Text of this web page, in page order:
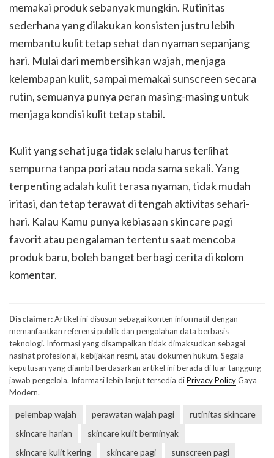
memakai produk sebanyak mungkin. Rutinitas
sederhana yang dilakukan konsisten justru lebih
membantu kulit tetap sehat dan nyaman sepanjang
hari. Mulai dari membersihkan wajah, menjaga
kelembapan kulit, sampai memakai sunscreen secara
rutin, semuanya punya peran masing-masing untuk
menjaga kondisi kulit tetap stabil.
Kulit yang sehat juga tidak selalu harus terlihat
sempurna tanpa pori atau noda sama sekali. Yang
terpenting adalah kulit terasa nyaman, tidak mudah
iritasi, dan tetap terawat di tengah aktivitas sehari-
hari. Kalau Kamu punya kebiasaan skincare pagi
favorit atau pengalaman tertentu saat mencoba
produk baru, boleh banget berbagi cerita di kolom
komentar.
Disclaimer:Artikel ini disusun sebagai konten informatif dengan
memanfaatkan referensi publik dan pengolahan data berbasis
teknologi. Informasi yang disampaikan tidak dimaksudkan sebagai
nasihat profesional, kebijakan resmi, atau dokumen hukum. Segala
keputusan yang diambil berdasarkan artikel ini berada di luar tanggung
jawab pengelola. Informasi lebih lanjut tersedia diPrivacy PolicyGaya
Modern.
pelembap wajah perawatan wajah pagi
rutinitas skincare
skincare harian
skincare kulit berminyak
skincare kulit kering
skincare pagi
sunscreen pagi